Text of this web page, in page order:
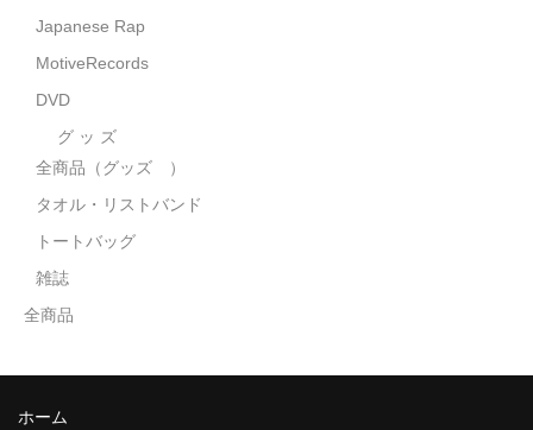
トートバッグ
全商品
Japanese Rap
MotiveRecords
DVD
グ ッ ズ
全商品（グッズ ）
タオル・リストバンド
トートバッグ
雑誌
全商品
ホーム